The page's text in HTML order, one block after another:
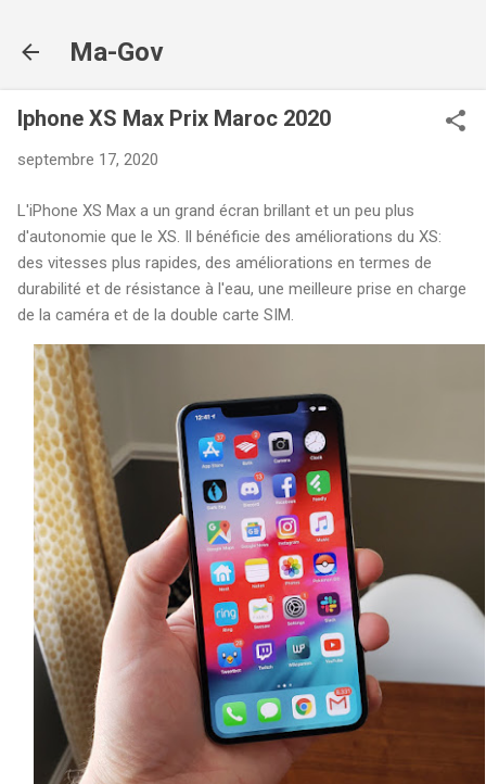
Ma-Gov
Iphone XS Max Prix Maroc 2020
septembre 17, 2020
L'iPhone XS Max a un grand écran brillant et un peu plus
d'autonomie que le XS. Il bénéficie des améliorations du XS:
des vitesses plus rapides, des améliorations en termes de
durabilité et de résistance à l'eau, une meilleure prise en charge
de la caméra et de la double carte SIM.